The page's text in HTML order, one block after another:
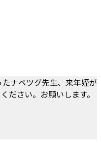
ナベツグ先生、来年姪が
ださい。お願いします。